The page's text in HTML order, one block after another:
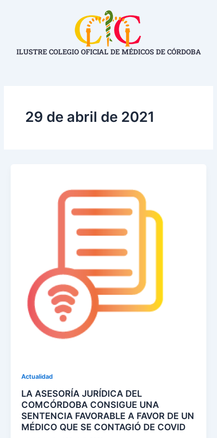
ILUSTRE COLEGIO OFICIAL DE MÉDICOS DE CÓRDOBA
29 de abril de 2021
Actualidad
LA ASESORÍA JURÍDICA DEL
COMCÓRDOBA CONSIGUE UNA
SENTENCIA FAVORABLE A FAVOR DE UN
MÉDICO QUE SE CONTAGIÓ DE COVID